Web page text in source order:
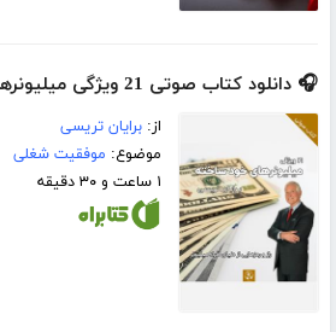
🎧 دانلود کتاب صوتی 21 ویژگی میلیونرهای خودساخته
از:برایان تریسی
موضوع: موفقیت شغلی
۱ ساعت و ۳۰ دقیقه